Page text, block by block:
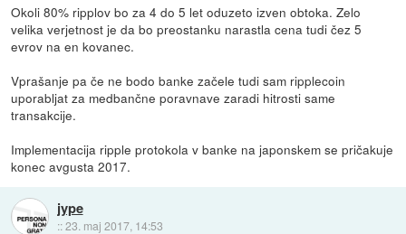
Okoli 80% ripplov bo za 4 do 5 let oduzeto izven obtoka. Zelo
velika verjetnost je da bo preostanku narastla cena tudi čez 5
evrov na en kovanec.
Vprašanje pa če ne bodo banke začele tudi sam ripplecoin
uporabljat za medbančne poravnave zaradi hitrosti same
transakcije.
Implementacija ripple protokola v banke na japonskem se pričakuje
konec avgusta 2017.
jype
::23. maj 2017, 14:53